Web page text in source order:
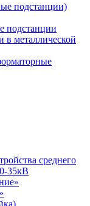
подстанции)
подстанции
в металлической
среднего
35кВ